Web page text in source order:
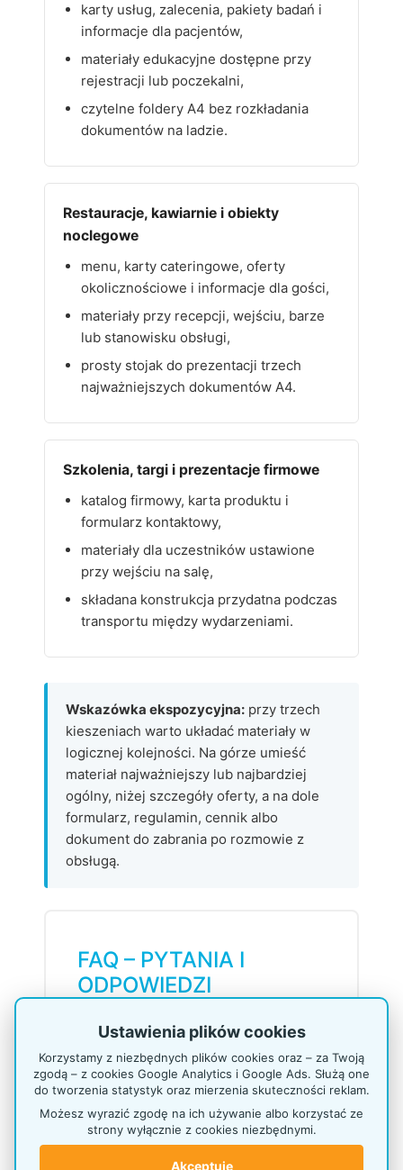
karty usług, zalecenia, pakiety badań i
informacje dla pacjentów,
materiały edukacyjne dostępne przy
rejestracji lub poczekalni,
czytelne foldery A4 bez rozkładania
dokumentów na ladzie.
Restauracje, kawiarnie i obiekty
noclegowe
menu, karty cateringowe, oferty
okolicznościowe i informacje dla gości,
materiały przy recepcji, wejściu, barze
lub stanowisku obsługi,
prosty stojak do prezentacji trzech
najważniejszych dokumentów A4.
Szkolenia, targi i prezentacje firmowe
katalog firmowy, karta produktu i
formularz kontaktowy,
materiały dla uczestników ustawione
przy wejściu na salę,
składana konstrukcja przydatna podczas
transportu między wydarzeniami.
Wskazówka ekspozycyjna: przy trzech
kieszeniach warto układać materiały w
logicznej kolejności. Na górze umieść
materiał najważniejszy lub najbardziej
ogólny, niżej szczegóły oferty, a na dole
formularz, regulamin, cennik albo
dokument do zabrania po rozmowie z
obsługą.
FAQ – PYTANIA I
ODPOWIEDZI
Czy P579cc jest wersją
jednostronną?
Tak. P579cc to jednostronny stojak na
materiały A4, wyposażony w 3
kieszenie ustawione jedna nad drugą.
Najlepiej sprawdza się przy ścianie,
recepcji, ladzie lub w miejscu, gdzie
Ustawienia plików cookies
Korzystamy z niezbędnych plików cookies oraz – za Twoją
zgodą – z cookies Google Analytics i Google Ads. Służą one
do tworzenia statystyk oraz mierzenia skuteczności reklam.
Możesz wyrazić zgodę na ich używanie albo korzystać ze
strony wyłącznie z cookies niezbędnymi.
Akceptuję